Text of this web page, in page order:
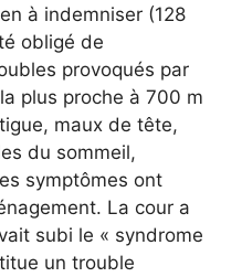
à indemniser (128
obligé de
provoqués par
plus proche à 700 m
maux de tête,
du sommeil,
symptômes ont
La cour a
subi le « syndrome
un trouble